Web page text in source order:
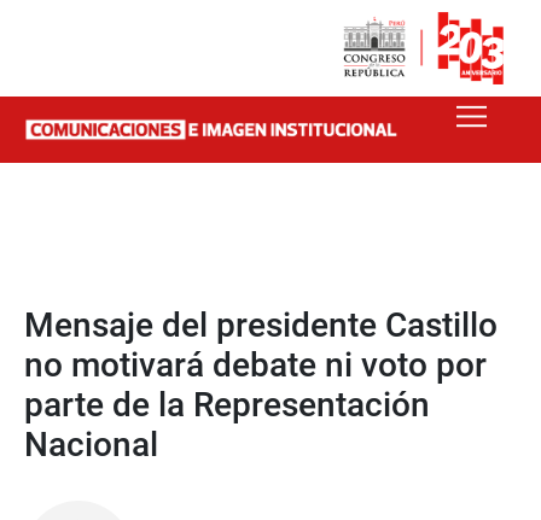
Mensaje del presidente Castillo
no motivará debate ni voto por
parte de la Representación
Nacional